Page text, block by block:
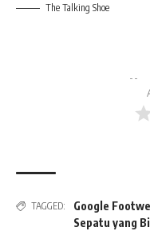
The Talking Shoe
TAGGED: Google
Sepatu yang